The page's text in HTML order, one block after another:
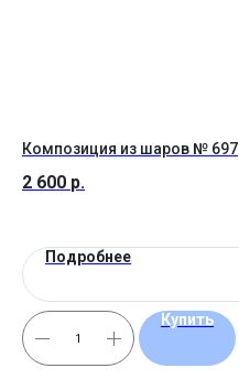
Композиция из шаров № 697
2 600 р.
Подробнее
Купить